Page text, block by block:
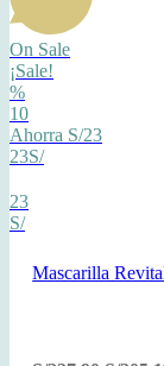
On Sale
¡Sale!
%
10
Ahorra S/23
23S/
23
S/
Mascarilla